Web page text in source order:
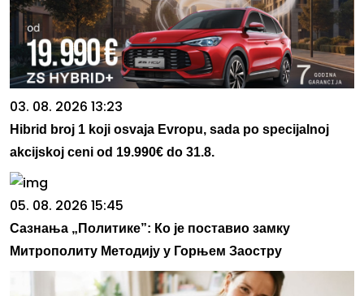
03. 08. 2026 13:23
Hibrid broj 1 koji osvaja Evropu, sada po specijalnoj
akcijskoj ceni od 19.990€ do 31.8.
05. 08. 2026 15:45
Сазнања „Политике”: Ко је поставио замку
Митрополиту Методију у Горњем Заостру